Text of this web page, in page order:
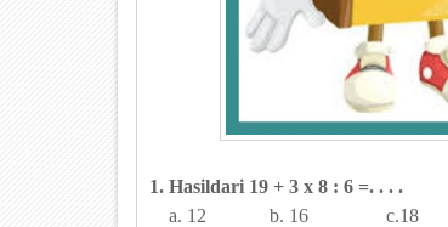
1. Hasildari 19 + 3 x 8 : 6 =. . . .
a. 12 b. 16 c.18